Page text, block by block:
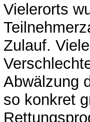
Vielerorts
Zulauf.
Abwälzung
so konkret